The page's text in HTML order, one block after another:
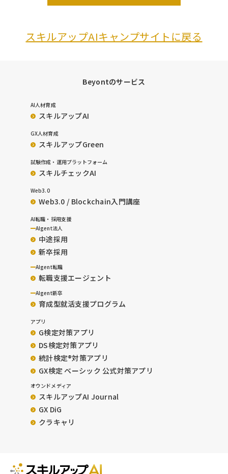
スキルアップAIキャンプサイトに戻る
Beyontのサービス
AI人材育成
スキルアップAI
GX人材育成
スキルアップGreen
試験作成・運用プラットフォーム
スキルチェックAI
Web3.0
Web3.0 / Blockchain入門講座
AI転職・採用支援
AIgent法人
中途採用
新卒採用
AIgent転職
転職支援エージェント
AIgent新卒
育成型就活支援プログラム
アプリ
G検定対策アプリ
DS検定対策アプリ
統計検定®︎対策アプリ
GX検定 ベーシック 公式対策アプリ
オウンドメディア
スキルアップAI Journal
GX DiG
クラキャリ